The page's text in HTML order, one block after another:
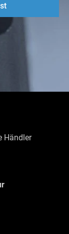
Händler